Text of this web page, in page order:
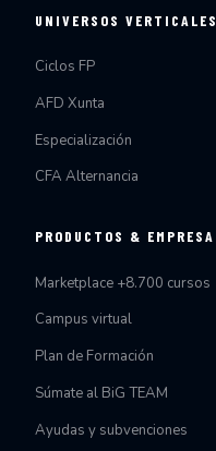
UNIVERSOS VERTICALES
Ciclos FP
AFD Xunta
Especialización
CFA Alternancia
PRODUCTOS & EMPRESA
Marketplace +8.700 cursos
Campus virtual
Plan de Formación
Súmate al BiG TEAM
Ayudas y subvenciones